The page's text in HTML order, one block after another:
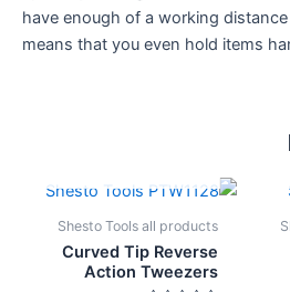
have enough of a working
means that you even hold items
Shesto Tools all products
Curved Tip Reverse
Action Tweezers